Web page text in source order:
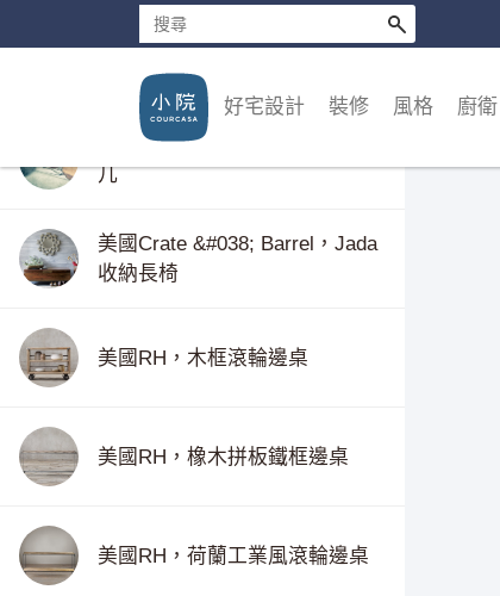
好宅設計 裝修 風格 廚衛
台灣COLORLIVING，PINPIN邊
几
美國Crate &#038; Barrel，Jada
收納長椅
美國RH，木框滾輪邊桌
美國RH，橡木拼板鐵框邊桌
美國RH，荷蘭工業風滾輪邊桌